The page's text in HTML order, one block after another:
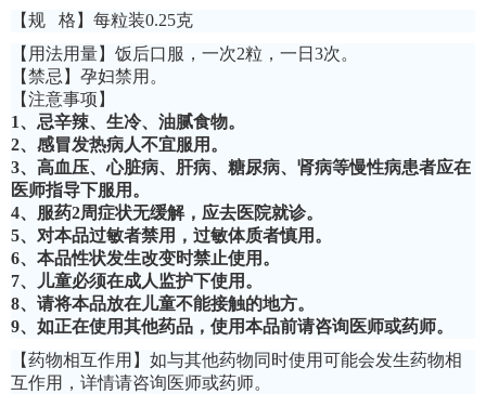
【规 格 】 每粒装0.25克
【用法用量】饭后口服，一次2粒，一日3次。
【禁忌】孕妇禁用。
【注意事项】
1、忌辛辣、生冷、油腻食物。
2、感冒发热病人不宜服用。
3、高血压、心脏病、肝病、糖尿病、肾病等慢性病患者应在
医师指导下服用。
4、服药2周症状无缓解，应去医院就诊。
5、对本品过敏者禁用，过敏体质者慎用。
6、本品性状发生改变时禁止使用。
7、儿童必须在成人监护下使用。
8、请将本品放在儿童不能接触的地方。
9、如正在使用其他药品，使用本品前请咨询医师或药师。
【药物相互作用 】 如与其他药物同时使用可能会发生药物相
互作用，详情请咨询医师或药师。